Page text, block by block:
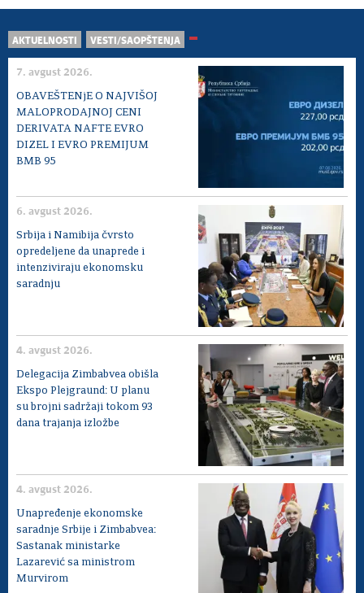
AKTUELNOSTI VESTI/SAOPŠTENJA
7. avgust 2026.
OBAVEŠTENjE O NAJVIŠOJ
MALOPRODAJNOJ CENI
DERIVATA NAFTE EVRO
DIZEL I EVRO PREMIJUM
BMB 95
6. avgust 2026.
Srbija i Namibija čvrsto
opredeljene da unaprede i
intenziviraju ekonomsku
saradnju
4. avgust 2026.
Delegacija Zimbabvea obišla
Ekspo Plejgraund: U planu
su brojni sadržaji tokom 93
dana trajanja izložbe
4. avgust 2026.
Unapređenje ekonomske
saradnje Srbije i Zimbabvea:
Sastanak ministarke
Lazarević sa ministrom
Murvirom